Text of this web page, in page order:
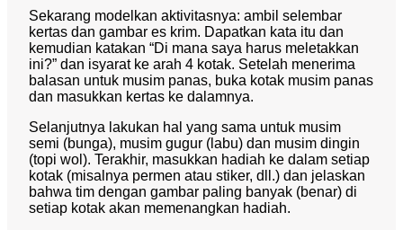
Sekarang modelkan aktivitasnya: ambil selembar
kertas dan gambar es krim. Dapatkan kata itu dan
kemudian katakan “Di mana saya harus meletakkan
ini?” dan isyarat ke arah 4 kotak. Setelah menerima
balasan untuk musim panas, buka kotak musim panas
dan masukkan kertas ke dalamnya.
Selanjutnya lakukan hal yang sama untuk musim
semi (bunga), musim gugur (labu) dan musim dingin
(topi wol). Terakhir, masukkan hadiah ke dalam setiap
kotak (misalnya permen atau stiker, dll.) dan jelaskan
bahwa tim dengan gambar paling banyak (benar) di
setiap kotak akan memenangkan hadiah.